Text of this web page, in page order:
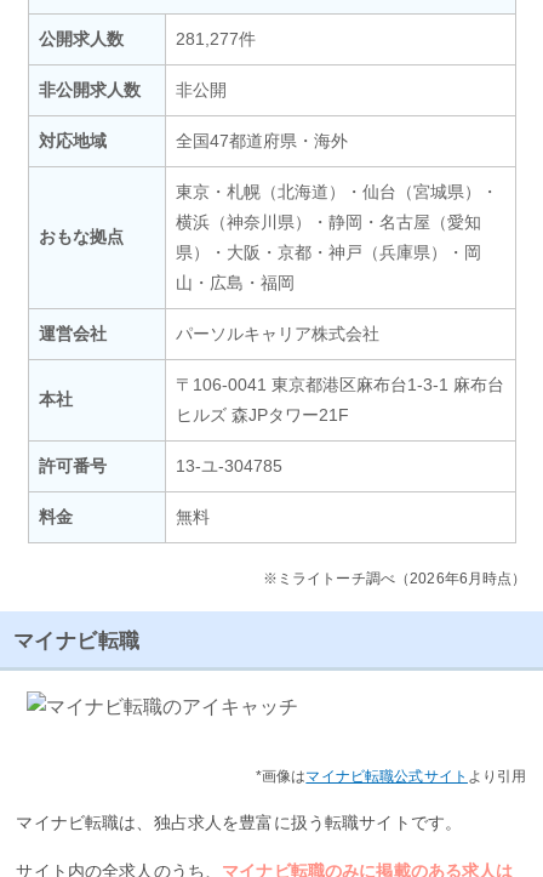
公開求人数 281,277件
非公開求人数 非公開
対応地域 全国47都道府県・海外
おもな拠点
東京・札幌（北海道）・仙台（宮城県）・
横浜（神奈川県）・静岡・名古屋（愛知
県）・大阪・京都・神戸（兵庫県）・岡
山・広島・福岡
運営会社 パーソルキャリア株式会社
本社
〒106-0041 東京都港区麻布台1-3-1 麻布台
ヒルズ 森JPタワー21F
許可番号 13-ユ-304785
料金 無料
※ミライトーチ調べ（2026年6月時点）
マイナビ転職
*画像はマイナビ転職公式サイト より引用
マイナビ転職は、独占求人を豊富に扱う転職サイトです。
サイト内の全求人のうち、 マイナビ転職のみに掲載のある求人は